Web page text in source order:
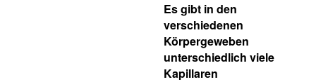
Es gibt in den
verschiedenen
Körpergeweben
unterschiedlich viele
Kapillaren